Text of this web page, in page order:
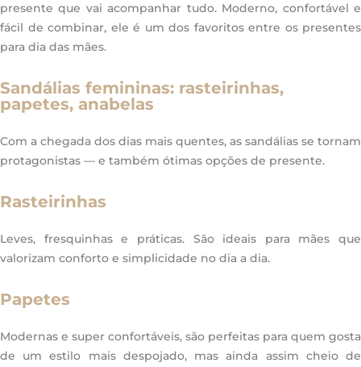
presente que vai acompanhar tudo. Moderno, confortável e
fácil de combinar, ele é um dos favoritos entre os presentes
para dia das mães.
Sandálias femininas: rasteirinhas,
papetes, anabelas
Com a chegada dos dias mais quentes, as sandálias se tornam
protagonistas — e também ótimas opções de presente.
Rasteirinhas
Leves, fresquinhas e práticas. São ideais para mães que
valorizam conforto e simplicidade no dia a dia.
Papetes
Modernas e super confortáveis, são perfeitas para quem gosta
de um estilo mais despojado, mas ainda assim cheio de